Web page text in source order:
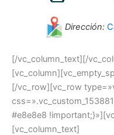
Dirección:
[/vc_column_text][/
[/vc_row][vc_row
#e8e8e8
[vc_column_text]